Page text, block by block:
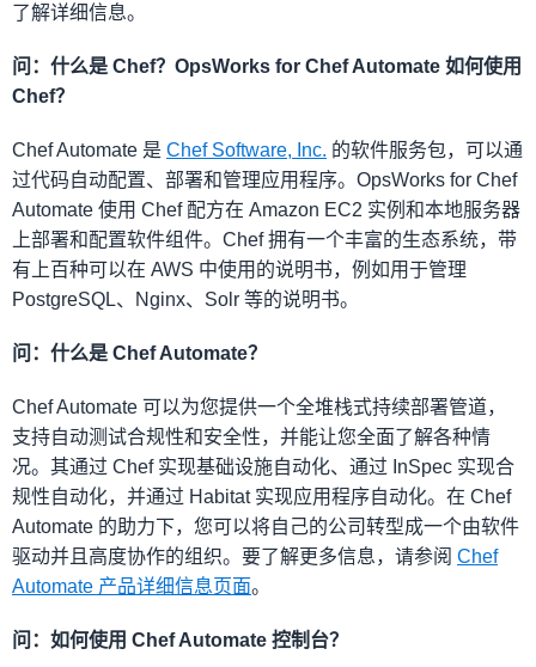
了解详细信息。
问：什么是 Chef？OpsWorks for Chef Automate 如何使用
Chef？
Chef Automate 是 Chef Software, Inc. 的软件服务包，可以通
过代码自动配置、部署和管理应用程序。OpsWorks for Chef
Automate 使用 Chef 配方在 Amazon EC2 实例和本地服务器
上部署和配置软件组件。Chef 拥有一个丰富的生态系统，带
有上百种可以在 AWS 中使用的说明书，例如用于管理
PostgreSQL、Nginx、Solr 等的说明书。
问：什么是 Chef Automate？
Chef Automate 可以为您提供一个全堆栈式持续部署管道，
支持自动测试合规性和安全性，并能让您全面了解各种情
况。其通过 Chef 实现基础设施自动化、通过 InSpec 实现合
规性自动化，并通过 Habitat 实现应用程序自动化。在 Chef
Automate 的助力下，您可以将自己的公司转型成一个由软件
驱动并且高度协作的组织。要了解更多信息，请参阅 Chef
Automate 产品详细信息页面。
问：如何使用 Chef Automate 控制台？